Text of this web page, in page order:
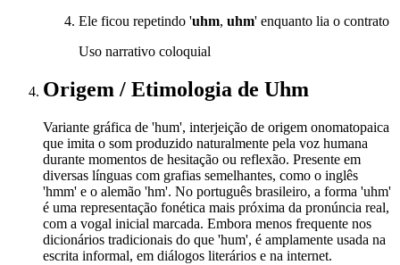
Ele ficou repetindo 'uhm, uhm' enquanto lia o contrato
Uso narrativo coloquial
Origem / Etimologia de Uhm
Variante gráfica de 'hum', interjeição de origem onomatopaica
que imita o som produzido naturalmente pela voz humana
durante momentos de hesitação ou reflexão. Presente em
diversas línguas com grafias semelhantes, como o inglês
'hmm' e o alemão 'hm'. No português brasileiro, a forma 'uhm'
é uma representação fonética mais próxima da pronúncia real,
com a vogal inicial marcada. Embora menos frequente nos
dicionários tradicionais do que 'hum', é amplamente usada na
escrita informal, em diálogos literários e na internet.